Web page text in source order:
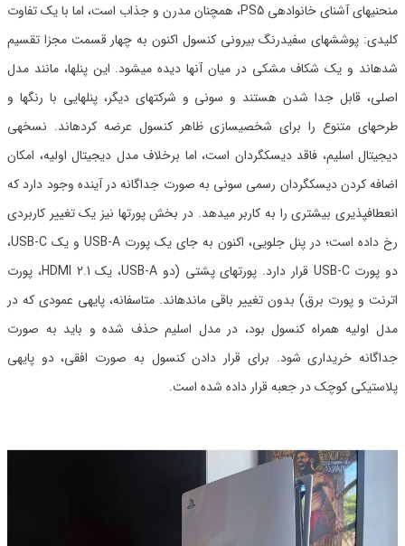
منحنیهای آشنای خانوادهی PS5، همچنان مدرن و جذاب است، اما با یک تفاوت
کلیدی: پوششهای سفیدرنگ بیرونی کنسول اکنون به چهار قسمت مجزا تقسیم
شدهاند و یک شکاف مشکی در میان آنها دیده میشود. این پنلها، مانند مدل
اصلی، قابل جدا شدن هستند و سونی و شرکتهای دیگر، پنلهایی با رنگها و
طرحهای متنوع را برای شخصیسازی ظاهر کنسول عرضه کردهاند. نسخهی
دیجیتال اسلیم، فاقد دیسکگردان است، اما برخلاف مدل دیجیتال اولیه، امکان
اضافه کردن دیسکگردان رسمی سونی به صورت جداگانه در آینده وجود دارد که
انعطافپذیری بیشتری را به کاربر میدهد. در بخش پورتها نیز یک تغییر کاربردی
رخ داده است؛ در پنل جلویی، اکنون به جای یک پورت USB-A و یک USB-C،
دو پورت USB-C قرار دارد. پورتهای پشتی (دو USB-A، یک HDMI 2.1، پورت
اترنت و پورت برق) بدون تغییر باقی ماندهاند. متاسفانه، پایهی عمودی که در
مدل اولیه همراه کنسول بود، در مدل اسلیم حذف شده و باید به صورت
جداگانه خریداری شود. برای قرار دادن کنسول به صورت افقی، دو پایهی
پلاستیکی کوچک در جعبه قرار داده شده است.